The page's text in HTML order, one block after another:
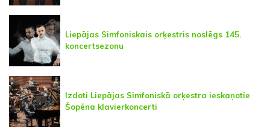
Liepājas Simfoniskais orķestris noslēgs 145.
koncertsezonu
Izdoti Liepājas Simfoniskā orķestra ieskaņotie
Šopēna klavierkoncerti